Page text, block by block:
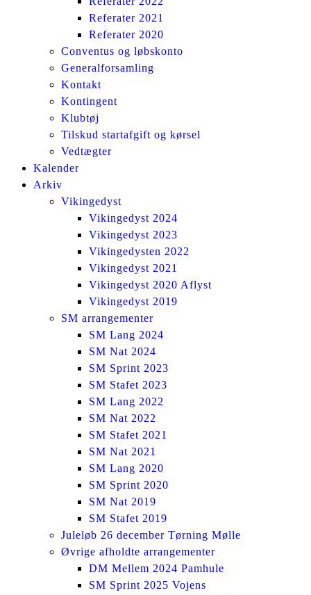
Referater 2021
Referater 2020
Conventus og løbskonto
Generalforsamling
Kontakt
Kontingent
Klubtøj
Tilskud startafgift og kørsel
Vedtægter
Kalender
Arkiv
Vikingedyst
Vikingedyst 2024
Vikingedyst 2023
Vikingedysten 2022
Vikingedyst 2021
Vikingedyst 2020 Aflyst
Vikingedyst 2019
SM arrangementer
SM Lang 2024
SM Nat 2024
SM Sprint 2023
SM Stafet 2023
SM Lang 2022
SM Nat 2022
SM Stafet 2021
SM Nat 2021
SM Lang 2020
SM Sprint 2020
SM Nat 2019
SM Stafet 2019
Juleløb 26 december Tørning Mølle
Øvrige afholdte arrangementer
DM Mellem 2024 Pamhule
SM Sprint 2025 Vojens